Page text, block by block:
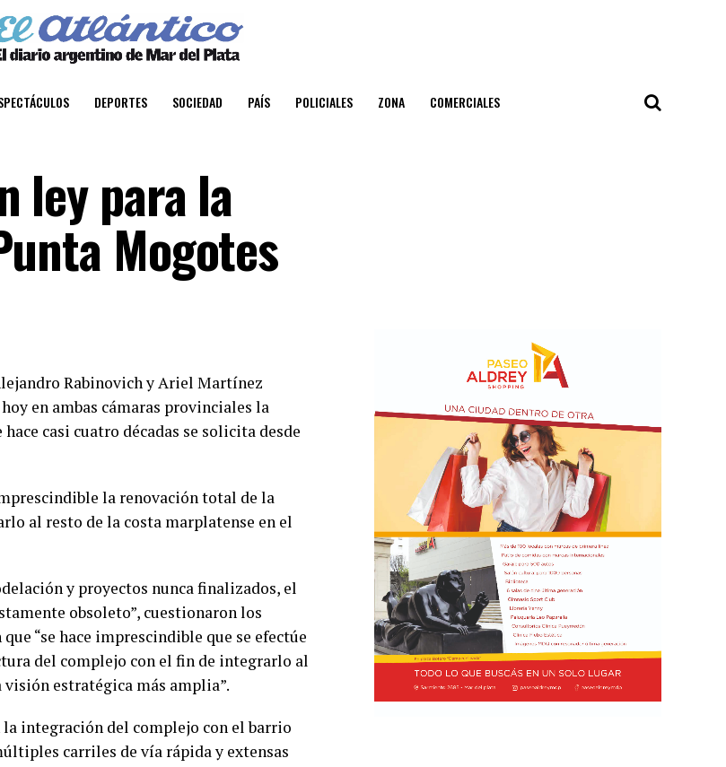
DEPORTES SOCIEDAD PAÍS POLICIALES ZONA COMERCIALES
ley para la
Mogotes
Rabinovich y Ariel Martínez
en ambas cámaras provinciales la
casi cuatro décadas se solicita desde
la renovación total de la
al resto de la costa marplatense en el
y proyectos nunca finalizados, el
obsoleto”, cuestionaron los
“se hace imprescindible que se efectúe
del complejo con el fin de integrarlo al
estratégica más amplia”.
la integración del complejo con el barrio
carriles de vía rápida y extensas